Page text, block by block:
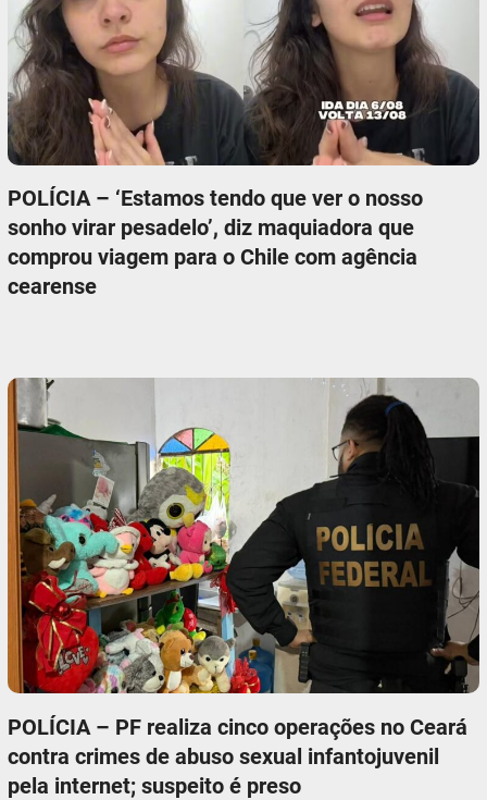
POLÍCIA – ‘Estamos tendo que ver o nosso
sonho virar pesadelo’, diz maquiadora que
comprou viagem para o Chile com agência
cearense
POLÍCIA – PF realiza cinco operações no Ceará
contra crimes de abuso sexual infantojuvenil
pela internet; suspeito é preso